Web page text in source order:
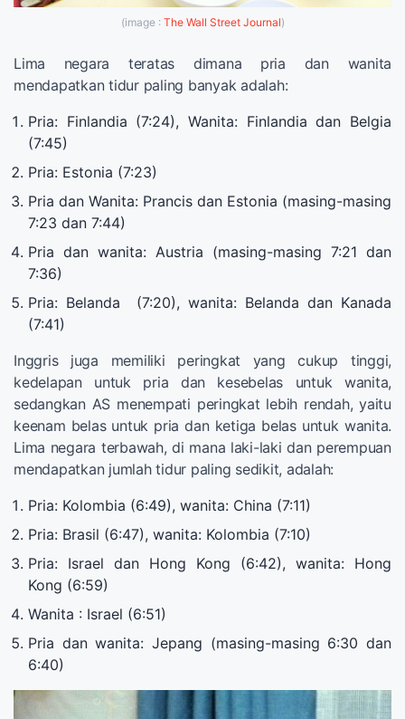
(image : The Wall Street Journal)
Lima negara teratas dimana pria dan wanita
mendapatkan tidur paling banyak adalah:
Pria: Finlandia (7:24), Wanita: Finlandia dan Belgia
(7:45)
Pria: Estonia (7:23)
Pria dan Wanita: Prancis dan Estonia (masing-masing
7:23 dan 7:44)
Pria dan wanita: Austria (masing-masing 7:21 dan
7:36)
Pria: Belanda (7:20), wanita: Belanda dan Kanada
(7:41)
Inggris juga memiliki peringkat yang cukup tinggi,
kedelapan untuk pria dan kesebelas untuk wanita,
sedangkan AS menempati peringkat lebih rendah, yaitu
keenam belas untuk pria dan ketiga belas untuk wanita.
Lima negara terbawah, di mana laki-laki dan perempuan
mendapatkan jumlah tidur paling sedikit, adalah:
Pria: Kolombia (6:49), wanita: China (7:11)
Pria: Brasil (6:47), wanita: Kolombia (7:10)
Pria: Israel dan Hong Kong (6:42), wanita: Hong
Kong (6:59)
Wanita : Israel (6:51)
Pria dan wanita: Jepang (masing-masing 6:30 dan
6:40)